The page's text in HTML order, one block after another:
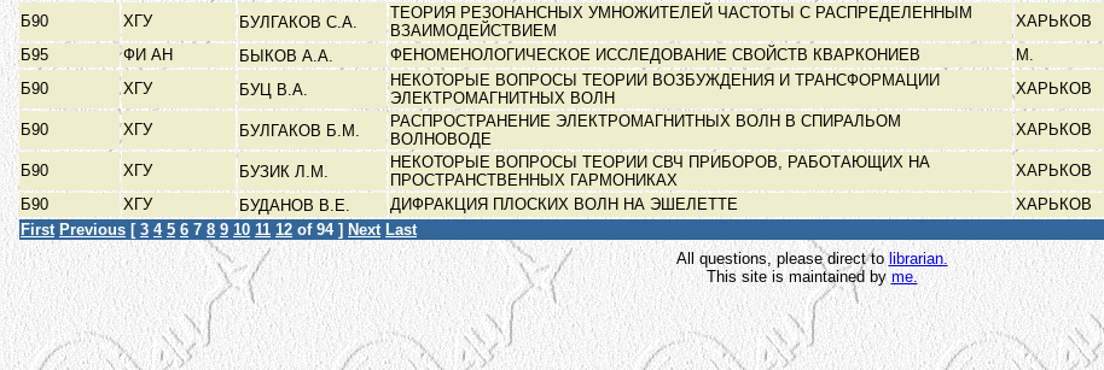
Б90 ХГУ БУЛГАКОВ С.А.
ТЕОРИЯ РЕЗОНАНСНЫХ УМНОЖИТЕЛЕЙ ЧАСТОТЫ С РАСПРЕДЕЛЕННЫМ
ВЗАИМОДЕЙСТВИЕМ
ХАРЬКОВ
Б95
ФИ АН БЫКОВ А.А. ФЕНОМЕНОЛОГИЧЕСКОЕ ИССЛЕДОВАНИЕ СВОЙСТВ КВАРКОНИЕВ М.
Б90
ХГУ БУЦ В.А.
НЕКОТОРЫЕ ВОПРОСЫ ТЕОРИИ ВОЗБУЖДЕНИЯ И ТРАНСФОРМАЦИИ
ЭЛЕКТРОМАГНИТНЫХ ВОЛН
ХАРЬКОВ
Б90 ХГУ БУЛГАКОВ Б.М.
РАСПРОСТРАНЕНИЕ ЭЛЕКТРОМАГНИТНЫХ ВОЛН В СПИРАЛЬОМ
ВОЛНОВОДЕ
ХАРЬКОВ
Б90 ХГУ БУЗИК Л.М.
НЕКОТОРЫЕ ВОПРОСЫ ТЕОРИИ СВЧ ПРИБОРОВ, РАБОТАЮЩИХ НА
ПРОСТРАНСТВЕННЫХ ГАРМОНИКАХ
ХАРЬКОВ
Б90
ХГУ БУДАНОВ В.Е. ДИФРАКЦИЯ ПЛОСКИХ ВОЛН НА ЭШЕЛЕТТЕ ХАРЬКОВ
First Previous [ 3 4 5 6 7 8 9 10 11 12 of 94 ] Next Last
All questions, please direct tolibrarian.
This site is maintained by me.